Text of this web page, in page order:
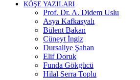
KÖŞE YAZILARI
Prof. Dr. A. Didem Uslu
Asya Kafkasyalı
Bülent Bakan
Cüneyt İngiz
Dursaliye Şahan
Elif Doruk
Funda Gökgücü
Hilal Serra Toplu